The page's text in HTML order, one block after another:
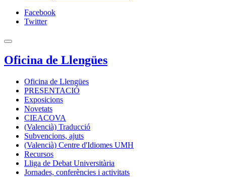
Facebook
Twitter
Oficina de Llengües
Oficina de Llengües
PRESENTACIÓ
Exposicions
Novetats
CIEACOVA
(Valencià) Traducció
Subvencions, ajuts
(Valencià) Centre d'Idiomes UMH
Recursos
Lliga de Debat Universitària
Jornades, conferències i activitats